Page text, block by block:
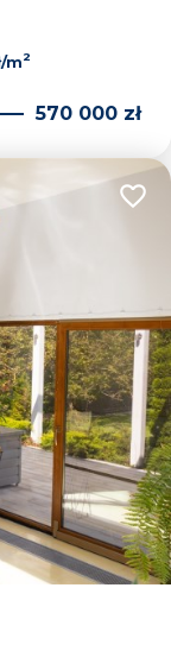
m2
570 000 zł